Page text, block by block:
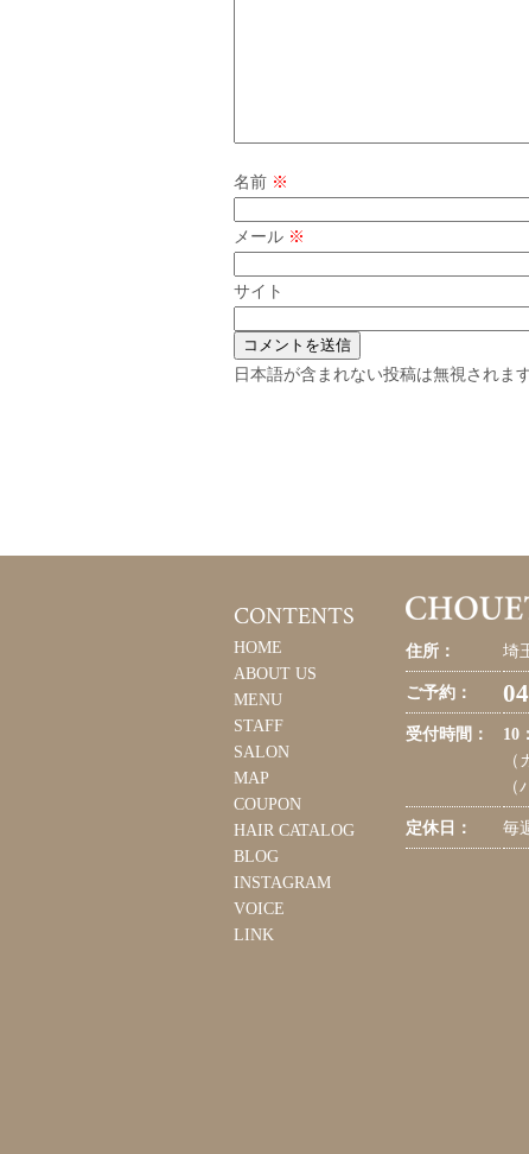
名前 ※
メール ※
サイト
日本語が含まれない投稿は無視されま
CONTENTS
HOME
ABOUT US
MENU
STAFF
SALON
MAP
COUPON
HAIR CATALOG
BLOG
INSTAGRAM
VOICE
LINK
住所： 埼
ご予約：
受付時間：
10
（
（
定休日： 毎